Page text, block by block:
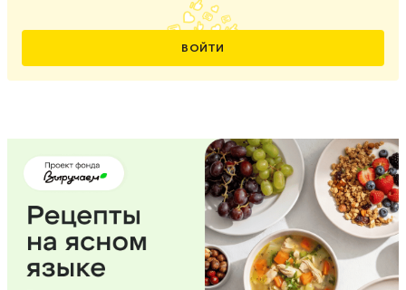
ВОЙТИ